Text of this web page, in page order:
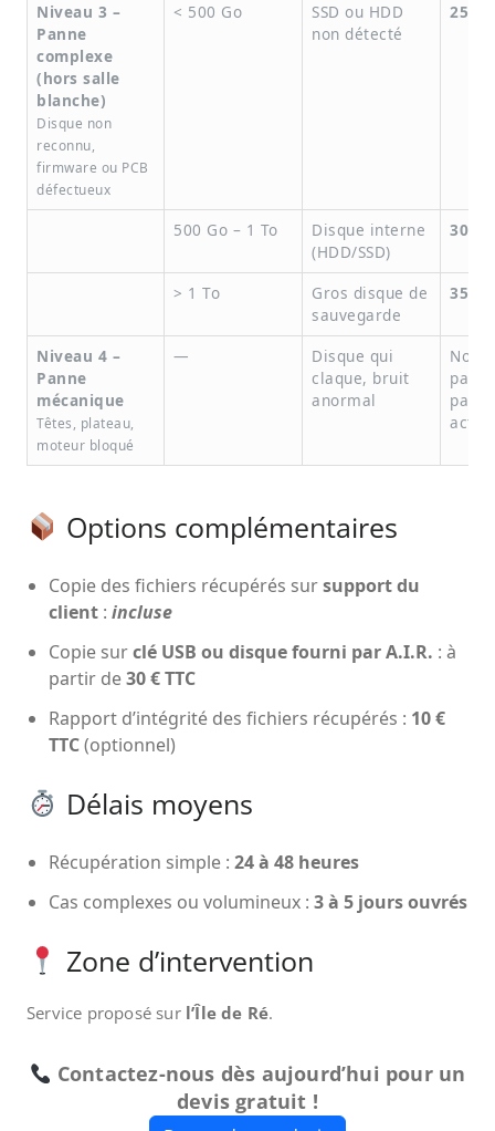
Niveau 3 –
Panne
complexe
(hors salle
blanche)
Disque non
reconnu,
firmware ou PCB
défectueux
< 500 Go
SSD ou HDD
non détecté
250 €
500 Go – 1 To
Disque interne
(HDD/SSD)
300 €
> 1 To
Gros disque de
sauvegarde
350
Niveau 4 –
Panne
mécanique
Têtes, plateau,
moteur bloqué
—
Disque qui
claque, bruit
anormal
Nous
pas
Options complémentaires
Copie des fichiers récupérés sursupport du
client : incluse
Copie surclé USB ou disque fourni par A.I.R. : à
partir de30 € TTC
Rapport d’intégrité des fichiers récupérés : 10 €
TTC(optionnel)
Délais moyens
Récupération simple : 24 à 48 heures
Cas complexes ou volumineux : 3 à 5 jours ouvrés
Zone d’intervention
Service proposé sur l’Île de Ré.
Contactez-nous dès aujourd’hui pour un
devis gratuit !